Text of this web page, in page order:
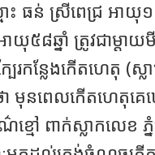
ធន់ ស្រីពេជ្រ អាយុ១៧
យុ៥៨ឆ្នាំ ត្រូវជាម្តា
បែរកន្លែងកើតហេតុ (
ា មុនពេលកើតហេតុគ
ៅ ពាក់ស្លាកលេខ ភ្